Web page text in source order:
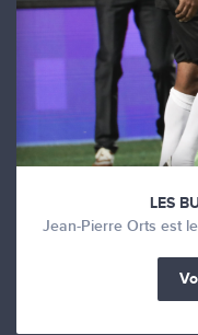
LES
Jean-Pierre Orts est